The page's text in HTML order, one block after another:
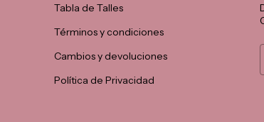
Tabla de Talles
Términos y condiciones
Cambios y devoluciones
Política de Privacidad